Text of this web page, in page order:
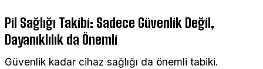
Pil Sağlığı Takibi: Sadece Güvenlik Değil,
Dayanıklılık da Önemli
Güvenlik kadar cihaz sağlığı da önemli tabiki.